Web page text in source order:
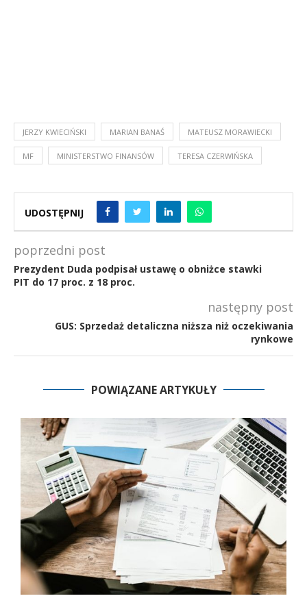
JERZY KWIECIŃSKI MARIAN BANAŚ MATEUSZ MORAWIECKI
MF MINISTERSTWO FINANSÓW TERESA CZERWIŃSKA
UDOSTĘPNIJ
poprzedni post
Prezydent Duda podpisał ustawę o obniżce stawki
PIT do 17 proc. z 18 proc.
następny post
GUS: Sprzedaż detaliczna niższa niż oczekiwania
rynkowe
POWIĄZANE ARTYKUŁY